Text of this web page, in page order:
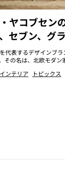
ヤコブセン
セブン、グ
代表するデザインブ
その名は、北欧モダン
インテリア
トピックス